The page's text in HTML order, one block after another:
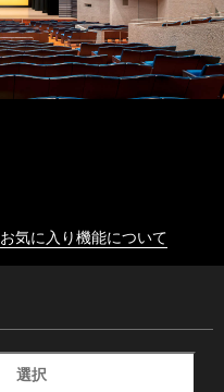
お気に入り機能について
選択